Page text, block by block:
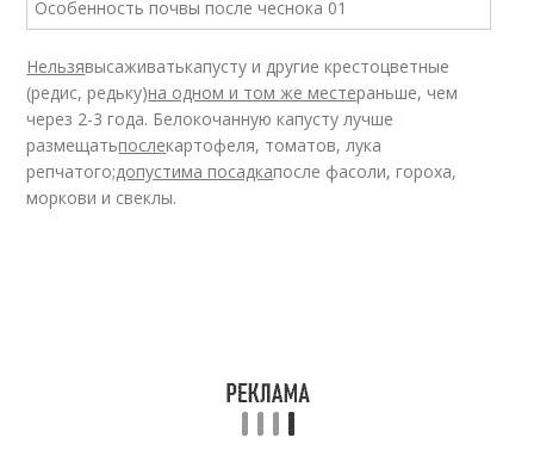
Нельзявысаживатькапусту и другие крестоцветные
(редис, редьку)на одном и том же местераньше, чем
через 2-3 года. Белокочанную капусту лучше
размещатьпослекартофеля, томатов, лука
репчатого;допустима посадкапосле фасоли, гороха,
моркови и свеклы.